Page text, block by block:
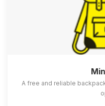
A free and reliable